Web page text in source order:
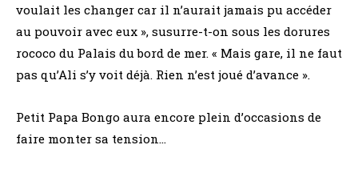
voulait les changer car il n’aurait jamais pu accéder
au pouvoir avec eux », susurre-t-on sous les dorures
rococo du Palais du bord de mer. « Mais gare, il ne faut
pas qu’Ali s’y voit déjà. Rien n’est joué d’avance ».
Petit Papa Bongo aura encore plein d’occasions de
faire monter sa tension…